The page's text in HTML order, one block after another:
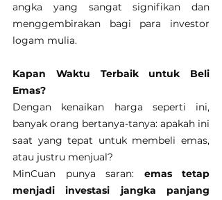
angka yang sangat signifikan dan
menggembirakan bagi para investor
logam mulia.
Kapan Waktu Terbaik untuk Beli
Emas?
Dengan kenaikan harga seperti ini,
banyak orang bertanya-tanya: apakah ini
saat yang tepat untuk membeli emas,
atau justru menjual?
MinCuan punya saran: emas tetap
menjadi investasi jangka panjang